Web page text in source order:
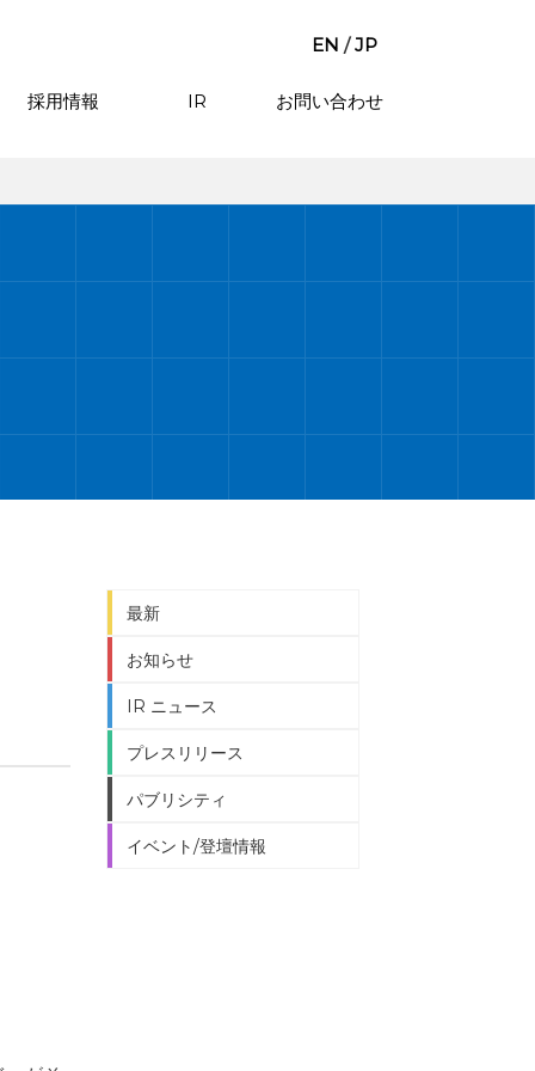
EN /JP
採用情報 IR お問い合わせ
最新
お知らせ
IR ニュース
プレスリリース
パブリシティ
イベント/登壇情報